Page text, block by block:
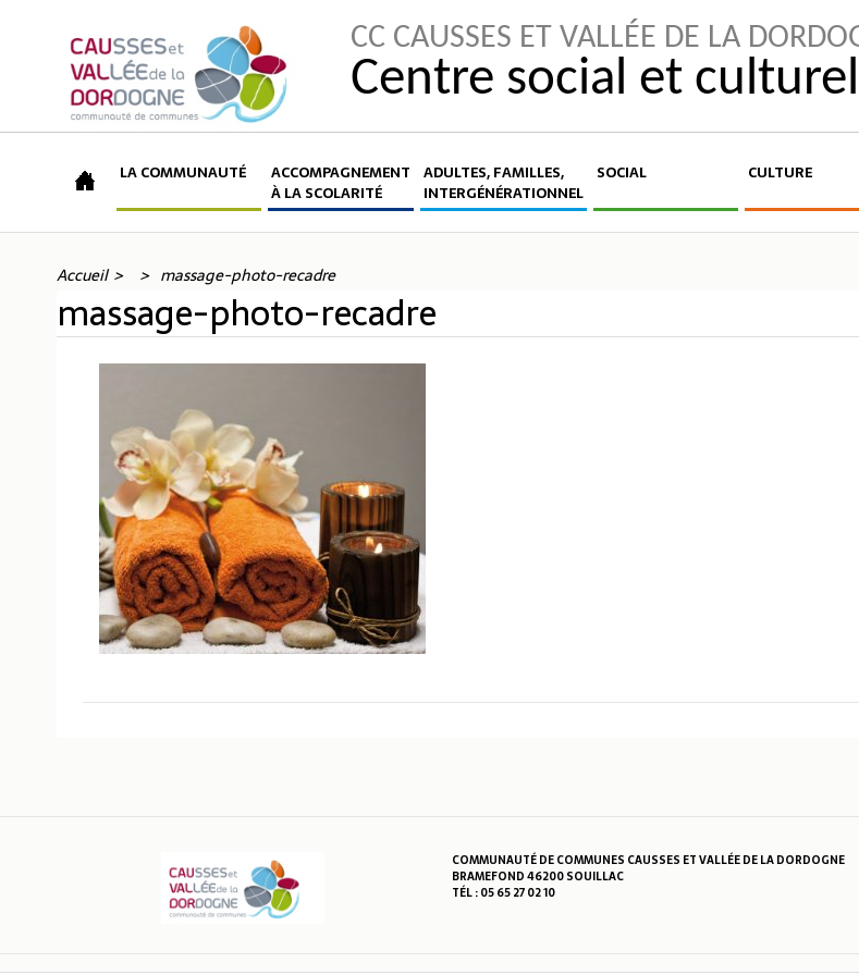
CC CAUSSES ET VALLÉE DE LA
Centre social et
LA COMMUNAUTÉ
ACCOMPAGNEMENT
À LA SCOLARITÉ
ADULTES, FAMILLES,
INTERGÉNÉRATIONNEL
SOCIAL CULTURE
Accueil massage-photo-recadre
massage-photo-recadre
COMMUNAUTÉ DE COMMUNES CAUSSES ET VALLÉE DE LA DORDOGNE
BRAMEFOND 46200 SOUILLAC
TÉL : 05 65 27 02 10